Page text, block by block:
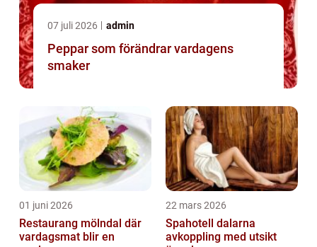
07 juli 2026 admin
Peppar som förändrar vardagens
smaker
01 juni 2026
Restaurang mölndal där
vardagsmat blir en
22 mars 2026
Spahotell dalarna
avkoppling med utsikt